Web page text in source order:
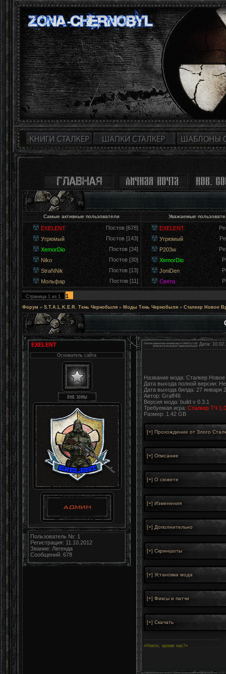
Самые активные пользователи Уважаемые
EXELENT
Постов [678]
Угрюмый
Постов [143]
XemorDio
Постов [34]
Niko
Постов [30]
StraNNik
Постов [13]
Мольфар
Постов [11]
EXELENT
Угрюмый
P203w
XemorDio
JoniDen
Света
Страница 1 из 1 1
Форум » S.T.A.L.K.E.R. Тень Чернобыля » Моды Тень Чернобыля » Сталкер Новое
EXELENT
Основатель сайта
Пользователь №: 1
Регистрация: 11.10.2012
Звание: Легенда
Сообщений: 678
Дата:
Название мода: Сталкер
Дата выхода полной версии:
Дата выхода билда: 27 января
Автор: Graff46
Версия мода: build v 0.3.1
Требуемая игра: Сталкер ТЧ
Размер: 1.42 GB
«Никто, кроме нас!»